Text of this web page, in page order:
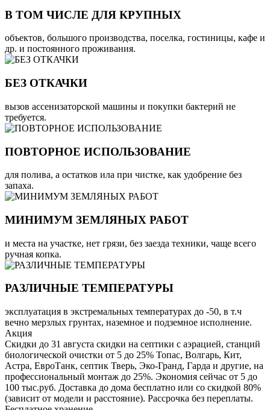
В ТОМ ЧИСЛЕ ДЛЯ КРУПНЫХ
объектов, большого производства, поселка, гостиницы, кафе и
др. и постоянного проживания.
БЕЗ ОТКАЧКИ
вызов ассенизаторской машины и покупки бактерий не
требуется.
ПОВТОРНОЕ ИСПОЛЬЗОВАНИЕ
для полива, а остатков ила при чистке, как удобрение без
запаха.
МИНИМУМ ЗЕМЛЯНЫХ РАБОТ
и места на участке, нет грязи, без заезда техники, чаще всего
ручная копка.
РАЗЛИЧНЫЕ ТЕМПЕРАТУРЫ
эксплуатация в экстремальных температурах до -50, в т.ч
вечно мерзлых грунтах, наземное и подземное исполнение.
Акция
Скидки до 31 августа скидки на септики с аэрацией, станций
биологической очистки от 5 до 25% Топас, Волгарь, Кит,
Астра, ЕвроТанк, септик Тверь, Эко-Гранд, Гарда и другие, на
профессиональный монтаж до 25%. Экономия сейчас от 5 до
100 тыс.руб. Доставка до дома бесплатно или со скидкой 80%
(зависит от модели и расстояние). Рассрочка без переплаты.